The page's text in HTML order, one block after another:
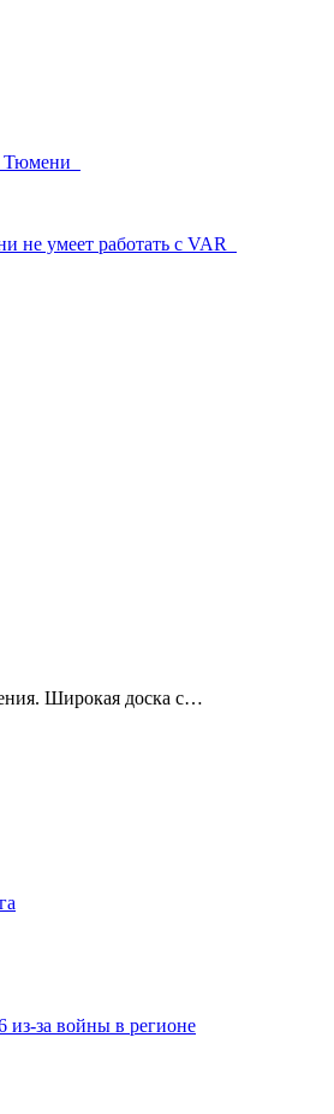
Тюмени
не умеет работать с VAR
Широкая доска с…
из-за войны в регионе